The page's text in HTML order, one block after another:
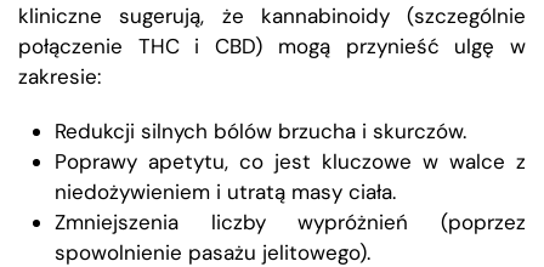
kliniczne sugerują, że kannabinoidy (szczególnie
połączenie THC i CBD) mogą przynieść ulgę w
zakresie:
Redukcji silnych bólów brzucha i skurczów.
Poprawy apetytu, co jest kluczowe w walce z
niedożywieniem i utratą masy ciała.
Zmniejszenia liczby wypróżnień (poprzez
spowolnienie pasażu jelitowego).